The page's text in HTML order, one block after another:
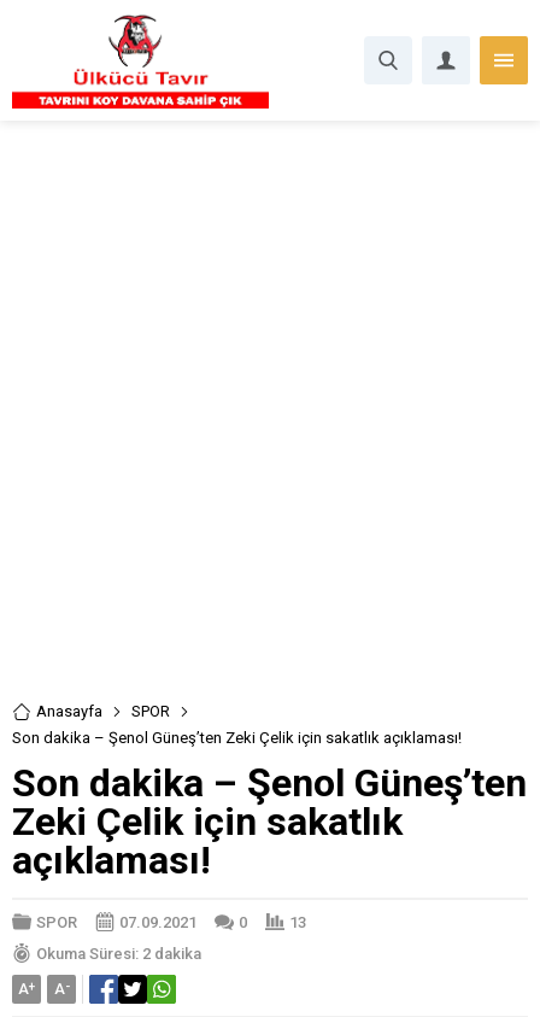
Anasayfa
SPOR
Son dakika – Şenol Güneş’ten Zeki Çelik için sakatlık açıklaması!
Son dakika – Şenol Güneş’ten
Zeki Çelik için sakatlık
açıklaması!
SPOR 07.09.2021 0
13
Okuma Süresi: 2 dakika
A+ A-